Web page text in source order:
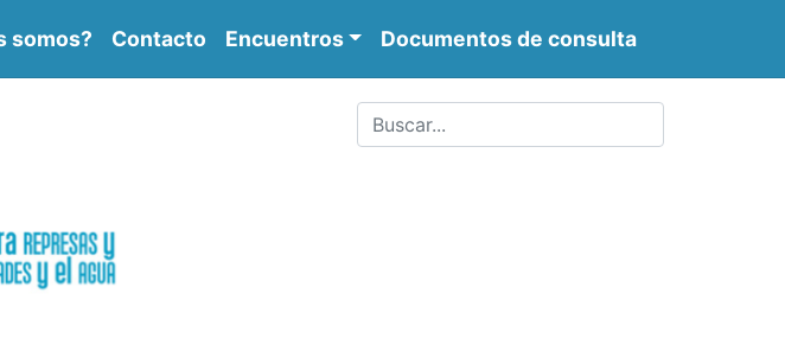
somos? Contacto Encuentros Documentos de consulta